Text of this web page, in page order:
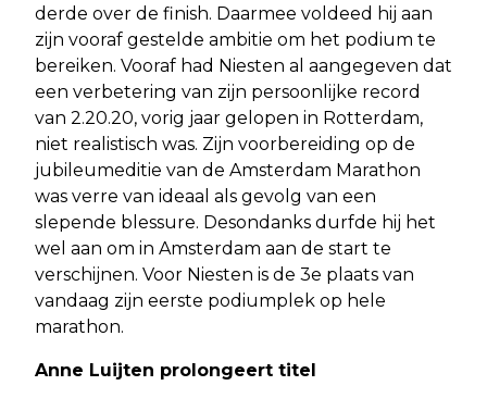
derde over de finish. Daarmee voldeed hij aan
zijn vooraf gestelde ambitie om het podium te
bereiken. Vooraf had Niesten al aangegeven dat
een verbetering van zijn persoonlijke record
van 2.20.20, vorig jaar gelopen in Rotterdam,
niet realistisch was. Zijn voorbereiding op de
jubileumeditie van de Amsterdam Marathon
was verre van ideaal als gevolg van een
slepende blessure. Desondanks durfde hij het
wel aan om in Amsterdam aan de start te
verschijnen. Voor Niesten is de 3e plaats van
vandaag zijn eerste podiumplek op hele
marathon.
Anne Luijten prolongeert titel